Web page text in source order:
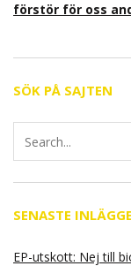
förstör för oss
SÖK PÅ SAJTEN
SENASTE
EP-utskott: Nej till